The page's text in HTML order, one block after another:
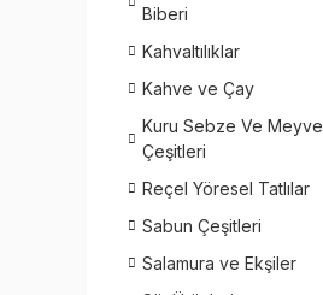
Biberi
Kahvaltılıklar
Kahve ve Çay
Kuru Sebze Ve Meyve
Çeşitleri
Reçel Yöresel Tatlılar
Sabun Çeşitleri
Salamura ve Ekşiler